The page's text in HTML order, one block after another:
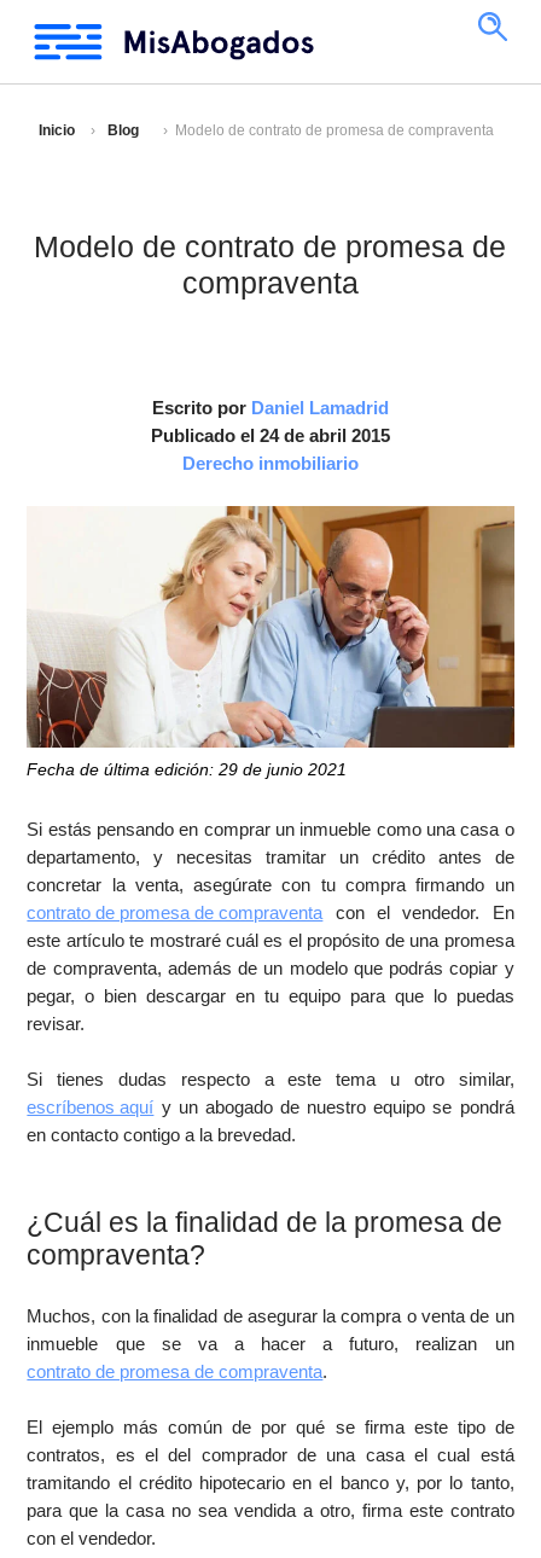
Inicio Blog Modelo de contrato de promesa de compraventa
Modelo de contrato de promesa de
compraventa
Escrito por Daniel Lamadrid
Publicado el 24 de abril 2015
Derecho inmobiliario
Fecha de última edición: 29 de junio 2021
Si estás pensando en comprar un inmueble como una casa o
departamento, y necesitas tramitar un crédito antes de
concretar la venta, asegúrate con tu compra firmando un
contrato de promesa de compraventa con el vendedor. En
este artículo te mostraré cuál es el propósito de una promesa
de compraventa, además de un modelo que podrás copiar y
pegar, o bien descargar en tu equipo para que lo puedas
revisar.
Si tienes dudas respecto a este tema u otro similar,
escríbenos aquí y un abogado de nuestro equipo se pondrá
en contacto contigo a la brevedad.
¿Cuál es la finalidad de la promesa de
compraventa?
Muchos, con la finalidad de asegurar la compra o venta de un
inmueble que se va a hacer a futuro, realizan un
contrato de promesa de compraventa.
El ejemplo más común de por qué se firma este tipo de
contratos, es el del comprador de una casa el cual está
tramitando el crédito hipotecario en el banco y, por lo tanto,
para que la casa no sea vendida a otro, firma este contrato
con el vendedor.